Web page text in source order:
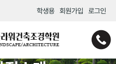
학생용 회원가입 로그인